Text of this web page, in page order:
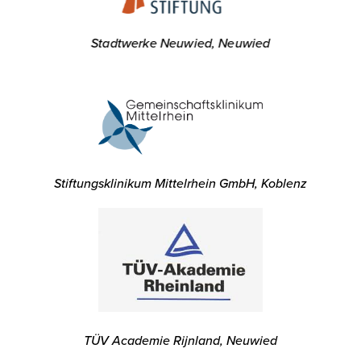
Stadtwerke Neuwied, Neuwied
Stiftungsklinikum Mittelrhein GmbH, Koblenz
TÜV Academie Rijnland, Neuwied